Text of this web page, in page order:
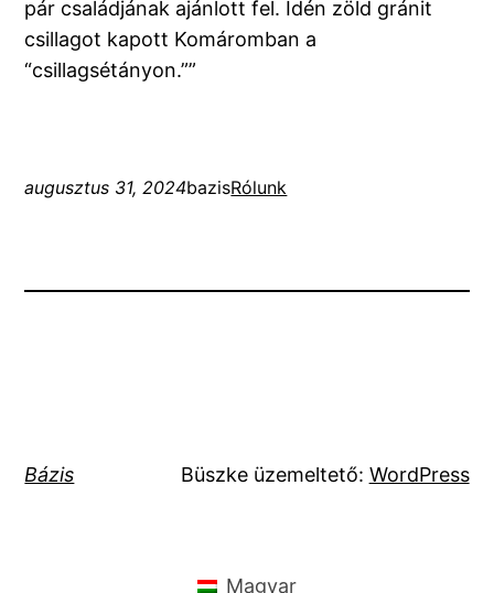
pár családjának ajánlott fel. Idén zöld gránit
csillagot kapott Komáromban a
“csillagsétányon.””
augusztus 31, 2024bazisRólunk
Bázis Büszke üzemeltető: WordPress
Magyar